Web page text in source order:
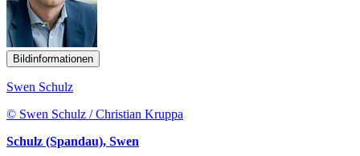
Bildinformationen
Swen Schulz
© Swen Schulz / Christian Kruppa
Schulz (Spandau), Swen